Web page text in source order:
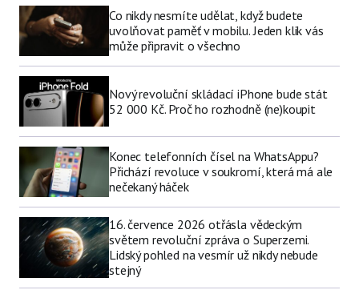
Co nikdy nesmíte udělat, když budete
uvolňovat paměť v mobilu. Jeden klik vás
může připravit o všechno
Nový revoluční skládací iPhone bude stát
52 000 Kč. Proč ho rozhodně (ne)koupit
Konec telefonních čísel na WhatsAppu?
Přichází revoluce v soukromí, která má ale
nečekaný háček
16. července 2026 otřásla vědeckým
světem revoluční zpráva o Superzemi.
Lidský pohled na vesmír už nikdy nebude
stejný